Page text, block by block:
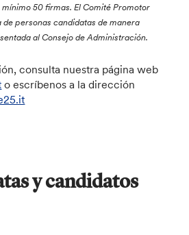
50 firmas. El Comité Promotor
personas candidatas de manera
al Consejo de Administración.
consulta nuestra página web
o escríbenos a la dirección
y candidatos